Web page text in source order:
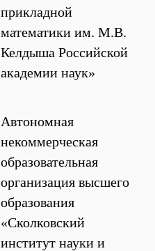
прикладной
математики им. М.В.
Келдыша Российской
академии наук»
Автономная
некоммерческая
образовательная
организация высшего
образования
«Сколковский
институт науки и